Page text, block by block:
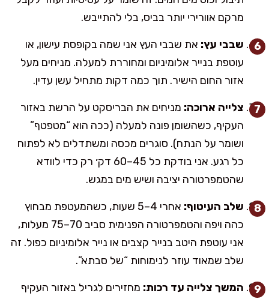
מרקם אוורירי יותר בביס, בלי להתייבש.
שבבי עץ: את שבבי העץ אני שמה בקופסת עישון, או
עוטפת בנייר אלומיניום ומחוררת למעלה. מניחים מעל
אזור החום הישיר. תוך כמה דקות מתחיל עשן עדין.
צלייה ארוכה: מניחים את הבריסקט על הרשת באזור
העקיף, כשהשומן פונה למעלה (ככה הוא “מטפטף”
ושומר על הנתח). סוגרים מכסה ומשתדלים לא לפתוח
כל רגע. אני בודקת כל 45–60 דק׳ רק כדי לוודא
שהטמפרטורה יציבה ושיש מים במגש.
שלב העיטוף:
אחרי 4–5 שעות, כשהמעטפת מבחוץ
כהה ויפה והטמפרטורה הפנימית סביב 70–75 מעלות,
אני עוטפת היטב בנייר קצבים או נייר אלומיניום כפול. זה
שלב שמאוד עוזר לנימוחות “של סבתא”.
המשך צלייה עד רכות: מחזירים לגריל באזור העקיף